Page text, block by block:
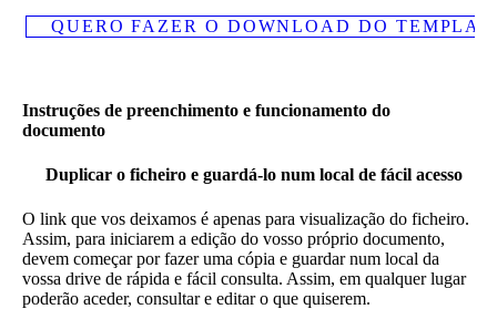
QUERO FAZER O DOWNLOAD DO
Instruções de preenchimento e funcionamento do
documento
Duplicar o ficheiro e guardá-lo num local de fácil acesso
O link que vos deixamos é apenas para visualização do ficheiro.
Assim, para iniciarem a edição do vosso próprio documento,
devem começar por fazer uma cópia e guardar num local da
vossa drive de rápida e fácil consulta. Assim, em qualquer lugar
poderão aceder, consultar e editar o que quiserem.